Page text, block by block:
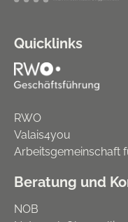
Quicklinks
RWO
Valais4you
Arbeitsgemeinschaft
Beratung und
NOB